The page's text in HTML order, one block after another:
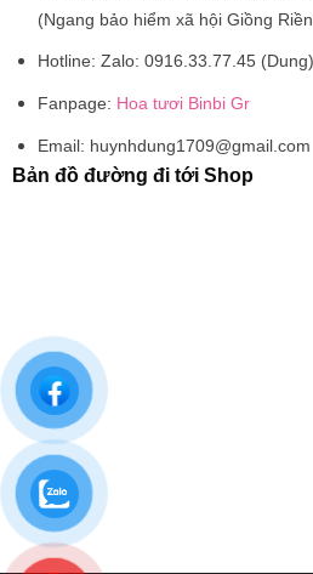
(Ngang bảo hiểm xã hội Giồng
Hotline: Zalo: 0916.33.77.45
Fanpage: Hoa tươi Binbi Gr
Email: huynhdung1709@gmail.com
Bản đồ đường đi tới Shop